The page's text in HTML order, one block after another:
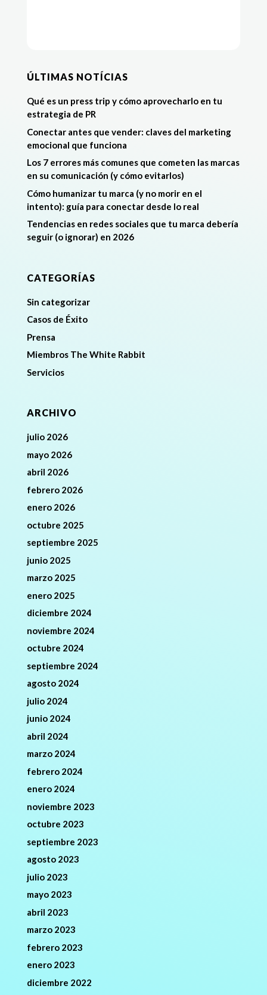
ÚLTIMAS NOTÍCIAS
Qué es un press trip y cómo aprovecharlo en tu
estrategia de PR
Conectar antes que vender: claves del marketing
emocional que funciona
Los 7 errores más comunes que cometen las marcas
en su comunicación (y cómo evitarlos)
Cómo humanizar tu marca (y no morir en el
intento): guía para conectar desde lo real
Tendencias en redes sociales que tu marca debería
seguir (o ignorar) en 2026
CATEGORÍAS
Sin categorizar
Casos de Éxito
Prensa
Miembros The White Rabbit
Servicios
ARCHIVO
julio 2026
mayo 2026
abril 2026
febrero 2026
enero 2026
octubre 2025
septiembre 2025
junio 2025
marzo 2025
enero 2025
diciembre 2024
noviembre 2024
octubre 2024
septiembre 2024
agosto 2024
julio 2024
junio 2024
abril 2024
marzo 2024
febrero 2024
enero 2024
noviembre 2023
octubre 2023
septiembre 2023
agosto 2023
julio 2023
mayo 2023
abril 2023
marzo 2023
febrero 2023
enero 2023
diciembre 2022